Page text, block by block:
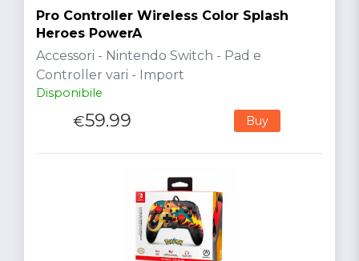
Pro Controller Wireless Color Splash
Heroes PowerA
Accessori - Nintendo Switch - Pad e
Controller vari - Import
Disponibile
€59.99 Buy